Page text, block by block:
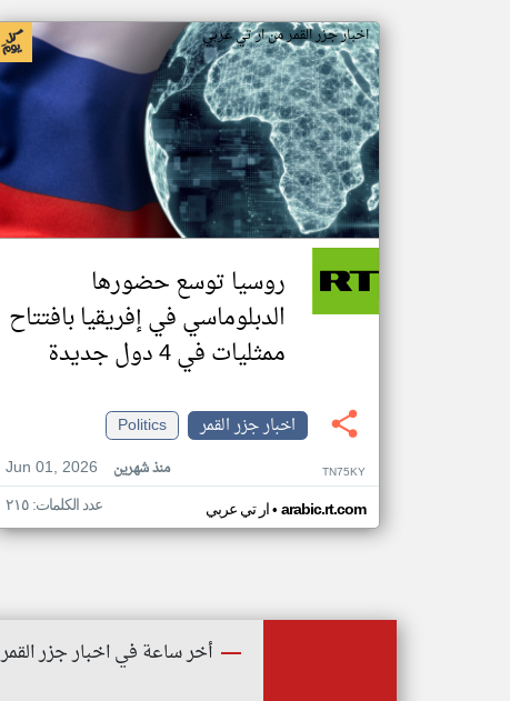
اخبار جزر القمر من ار تي عربي
روسيا توسع حضورها
الدبلوماسي في إفريقيا بافتتاح
ممثليات في 4 دول جديدة
اخبار جزر القمر
Politics
Jun 01, 2026
منذ شهرين TN75KY
ار تي عربي• arabic.rt.com عدد الكلمات: ٢١٥
أخر ساعة في اخبار جزر القمر